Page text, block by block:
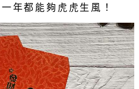
年都能夠虎虎生風！